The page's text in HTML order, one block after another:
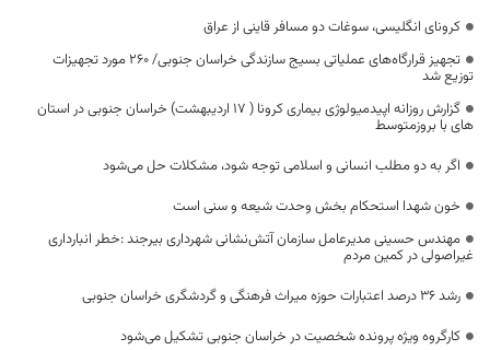
کرونای انگلیسی، سوغات دو مسافر قاینی از عراق
تجهیز قرارگاه‌های عملیاتی بسیج سازندگی خراسان جنوبی/ ۲۶۰ مورد تجهیزات
توزیع شد
گزارش روزانه اپیدمیولوژی بیماری کرونا ( 17 اردیبهشت) خراسان جنوبی در استان
های با بروزمتوسط
اگر به دو مطلب انسانی و اسلامی توجه شود، مشکلات حل می‌شود
خون شهدا استحکام بخش وحدت شیعه و سنی است
مهندس حسینی مدیرعامل سازمان آتش‌نشانی شهرداری بیرجند :خطر انبارداری
غیراصولی در کمین مردم
رشد ۳۶ درصد اعتبارات حوزه میراث فرهنگی و گردشگری خراسان جنوبی
کارگروه ویژه پرونده شخصیت در خراسان جنوبی تشکیل می‌شود